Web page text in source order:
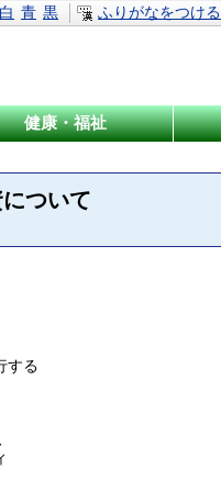
白 青 黒 ふりがなをつける
健康・福祉
ついて
する